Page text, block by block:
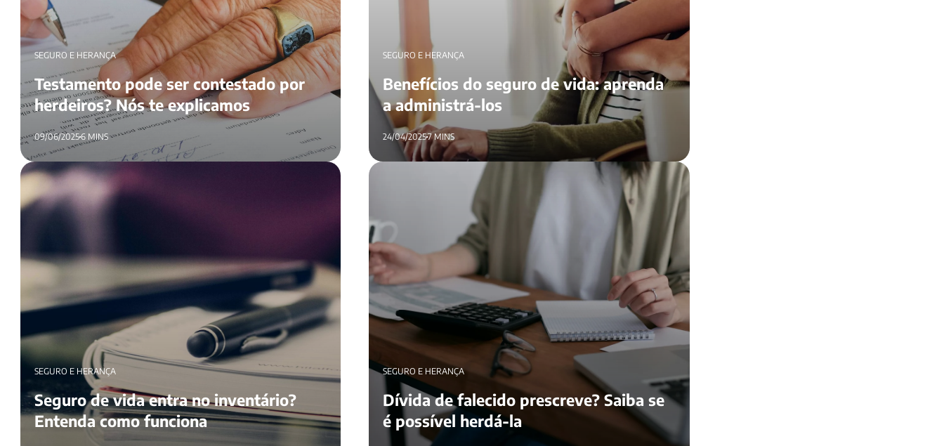
SEGURO E HERANÇA
Testamento pode ser contestado por
herdeiros? Nós te explicamos
09/06/20256 MINS
SEGURO E HERANÇA
Benefícios do seguro de vida: aprenda
a administrá-los
24/04/20257 MINS
Seguro de vida entra no inventário? Entenda como funciona
SEGURO E HERANÇA
Seguro de vida entra no inventário?
Entenda como funciona
Dívida de falecido prescreve? Saiba se é possível herdá-la
SEGURO E HERANÇA
Dívida de falecido prescreve? Saiba se
é possível herdá-la